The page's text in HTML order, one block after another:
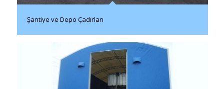
Şantiye ve Depo Çadırları